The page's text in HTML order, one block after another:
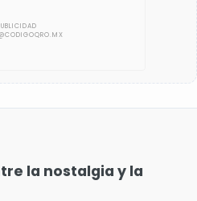
la nostalgia y la